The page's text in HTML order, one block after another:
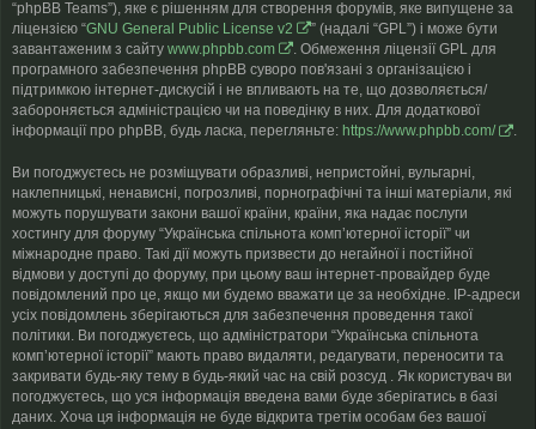
“phpBB Teams”), яке є рішенням для створення форумів, яке випущене за
ліцензією “GNU General Public License v2
” (надалі “GPL”) і може бути
завантаженим з сайту www.phpbb.com
. Обмеження ліцензії GPL для
програмного забезпечення phpBB суворо пов'язані з організацією і
підтримкою інтернет-дискусій і не впливають на те, що дозволяється/
забороняється адміністрацією чи на поведінку в них. Для додаткової
інформації про phpBB, будь ласка, перегляньте: https://www.phpbb.com/ .
Ви погоджуєтесь не розміщувати образливі, непристойні, вульгарні,
наклепницькі, ненависні, погрозливі, порнографічні та інші матеріали, які
можуть порушувати закони вашої країни, країни, яка надає послуги
хостингу для форуму “Українська спільнота компʼютерної історії” чи
міжнародне право. Такі дії можуть призвести до негайної і постійної
відмови у доступі до форуму, при цьому ваш інтернет-провайдер буде
повідомлений про це, якщо ми будемо вважати це за необхідне. IP-адреси
усіх повідомлень зберігаються для забезпечення проведення такої
політики. Ви погоджуєтесь, що адміністратори “Українська спільнота
компʼютерної історії” мають право видаляти, редагувати, переносити та
закривати будь-яку тему в будь-який час на свій розсуд . Як користувач ви
погоджуєтесь, що уся інформація введена вами буде зберігатись в базі
даних. Хоча ця інформація не буде відкрита третім особам без вашої